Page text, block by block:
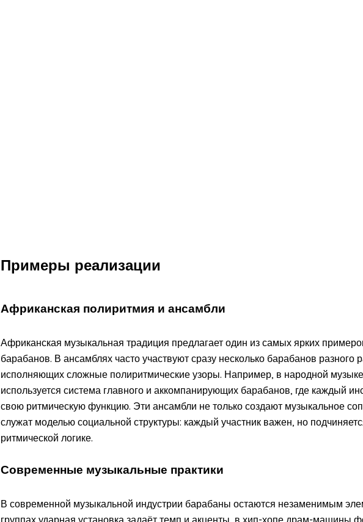
Примеры реализации
Африканская полиритмия и ансамбли
Африканская музыкальная традиция предлагает один из самых ярких
барабанов. В ансамблях часто участвуют сразу несколько барабанов разного
исполняющих сложные полиритмические узоры. Например, в народной
используется система главного и аккомпанирующих барабанов, где каждый
свою ритмическую функцию. Эти ансамбли не только создают музыкальное
служат моделью социальной структуры: каждый участник важен, но
ритмической логике.
Современные музыкальные практики
В современной музыкальной индустрии барабаны остаются незаменимым